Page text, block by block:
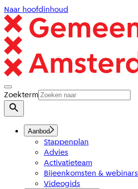
Naar hoofdinhoud
Zoekterm
Aanbod
Stappenplan
Advies
Activatieteam
Bijeenkomsten & webinars
Videogids